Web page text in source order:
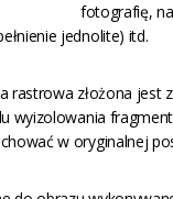
fotografię,
jednolite) itd.
rastrowa złożona jest
wyizolowania
w oryginalnej